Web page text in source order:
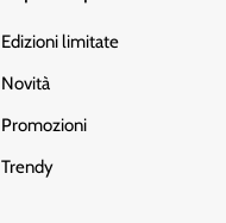
Edizioni limitate
Novità
Promozioni
Trendy